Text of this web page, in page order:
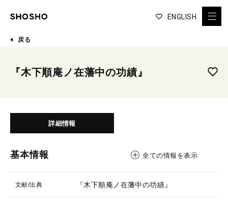
ENGLISH
戻る
『木下順庵ノ在藩中の功績』
詳細情報
基本情報 全ての情報を表示
文献/出典 『木下順庵ノ在藩中の功績』